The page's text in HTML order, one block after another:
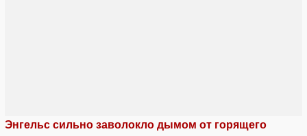
Энгельс сильно заволокло дымом от горящего